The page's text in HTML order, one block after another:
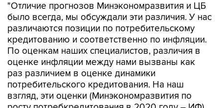
"Отличие прогнозов Минэкономразвития и ЦБ
было всегда, мы обсуждали эти различия. У нас
различаются позиции по потребительскому
кредитованию и соответственно по инфляции.
По оценкам наших специалистов, различия в
оценке инфляции между нами вызваны как
раз различием в оценке динамики
потребительского кредитования. На наш
взгляд, эти оценки (Минэкономразвития по